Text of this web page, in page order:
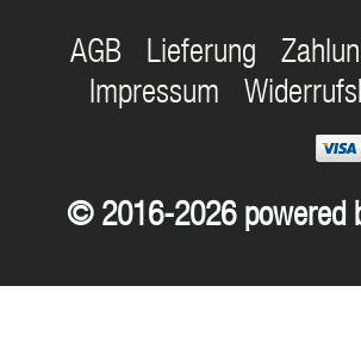
AGB Lieferung
Impressum
© 2016-2026 powered